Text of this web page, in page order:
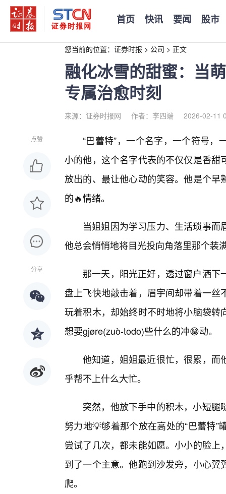
首页 快讯 要闻 股市
您当前的位置： 证券时报 > 公司 > 正文
融化冰雪的甜蜜：当
专属治愈时刻
来源：证券时报网 作者：李四端 2026-02-11
点赞
分享
“巴蕾特”，一个名字，一个符号
小的他，这个名字代表的不仅仅是香
放出的、最让他心动的笑容。他是个
的🔥情绪。
当姐姐因为学习压力、生活琐事
他总会悄悄地将目光投向角落里那个装
那一天，阳光正好，透过窗户洒
盘上飞快地敲击着，眉宇间却带着一
玩着积木，却始终时不时地将小脑袋
想要gjøre(zuò-todo)些什么的冲😁动。
他知道，姐姐最近很忙，很累，而
乎帮不上什么大忙。
突然，他放下手中的积木，小短
努力地💡够着那个放在高处的“巴蕾特
尝试了几次，都未能如愿。小小的脸
到了一个主意。他跑到沙发旁，小心
爬。